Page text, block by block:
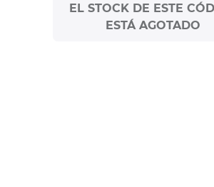
EL STOCK DE ESTE
ESTÁ AGOTADO